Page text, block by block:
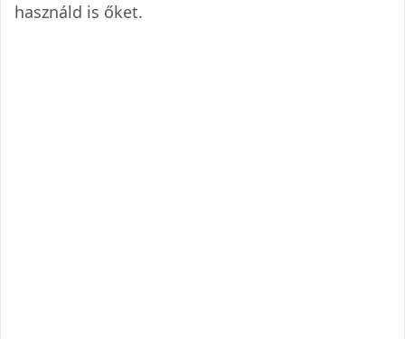
hasz­náld is őket.